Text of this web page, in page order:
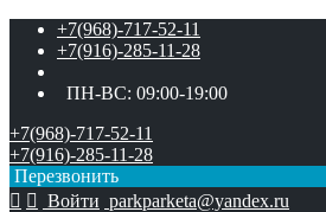
+7(968)-717-52-11
+7(916)-285-11-28
ПН-ВС: 09:00-19:00
+7(968)-717-52-11
+7(916)-285-11-28
Перезвонить
  Войти parkparketa@yandex.ru